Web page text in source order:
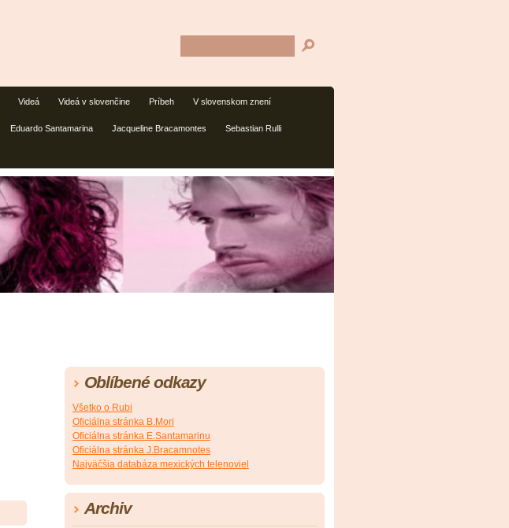
Videá Videá v slovenčine Príbeh V slovenskom znení
Eduardo Santamarina Jacqueline Bracamontes Sebastian Rulli
Oblíbené odkazy
Všetko o Rubi
Oficiálna stránka B.Mori
Oficiálna stránka E.Santamarinu
Oficiálna stránka J.Bracamnotes
Najväčšia databáza mexických telenoviel
Archiv